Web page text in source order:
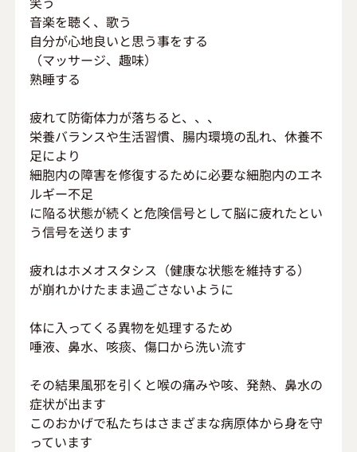
音楽を聴く、歌う
自分が心地良いと思う事をする
（マッサージ、趣味）
熟睡する
疲れて防衛体力が落ちると、、、
栄養バランスや生活習慣、腸内環境の乱れ、休養不
足により
細胞内の障害を修復するために必要な細胞内のエネ
ルギー不足
に陥る状態が続くと危険信号として脳に疲れたとい
う信号を送ります
疲れはホメオスタシス（健康な状態を維持する）
が崩れかけたまま過ごさないように
体に入ってくる異物を処理するため
唾液、鼻水、咳痰、傷口から洗い流す
その結果風邪を引くと喉の痛みや咳、発熱、鼻水の
症状が出ます
このおかげで私たちはさまざまな病原体から身を守
っています